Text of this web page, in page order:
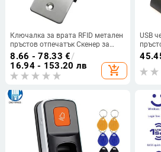
Ключалка за врата RFID метален
пръстов отпечатък Скенер за
контрол на достъпа Mini Metal
IP66 водоустойчив вграден четец
на пръстови отпечатъци
8.66 - 78.33 €/
16.94 - 153.20 лв
add_shopping_cart
USB
Hello